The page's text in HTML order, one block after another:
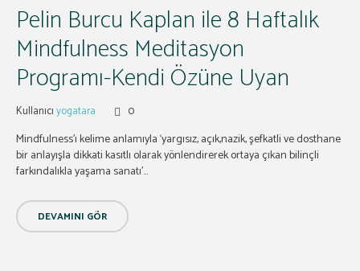
Pelin Burcu Kaplan ile 8 Haftalık
Mindfulness Meditasyon
Programı-Kendi Özüne Uyan
Kullanıcıyogatara 0
Mindfulness’ı kelime anlamıyla ‘yargısız, açık,nazik, şefkatli ve dosthane
bir anlayışla dikkati kasıtlı olarak yönlendirerek ortaya çıkan bilinçli
farkındalıkla yaşama sanatı’...
DEVAMINI GÖR